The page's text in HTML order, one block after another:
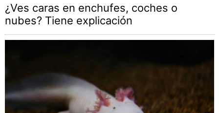
¿Ves caras en enchufes, coches o
nubes? Tiene explicación